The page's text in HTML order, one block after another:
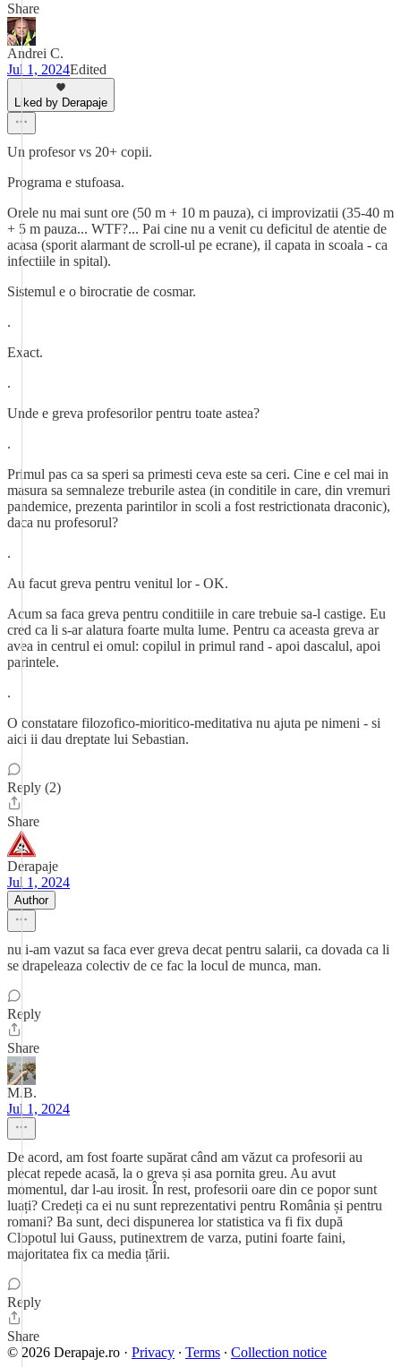
Share
Andrei C.
Jul 1, 2024Edited
Liked by Derapaje
Un profesor vs 20+ copii.
Programa e stufoasa.
Orele nu mai sunt ore (50 m + 10 m pauza), ci improvizatii (35-40 m
+ 5 m pauza... WTF?... Pai cine nu a venit cu deficitul de atentie de
acasa (sporit alarmant de scroll-ul pe ecrane), il capata in scoala - ca
infectiile in spital).
Sistemul e o birocratie de cosmar.
.
Exact.
.
Unde e greva profesorilor pentru toate astea?
.
Primul pas ca sa speri sa primesti ceva este sa ceri. Cine e cel mai in
masura sa semnaleze treburile astea (in conditile in care, din vremuri
pandemice, prezenta parintilor in scoli a fost restrictionata draconic),
daca nu profesorul?
.
Au facut greva pentru venitul lor - OK.
Acum sa faca greva pentru conditiile in care trebuie sa-l castige. Eu
cred ca li s-ar alatura foarte multa lume. Pentru ca aceasta greva ar
avea in centrul ei omul: copilul in primul rand - apoi dascalul, apoi
parintele.
.
O constatare filozofico-mioritico-meditativa nu ajuta pe nimeni - si
aici ii dau dreptate lui Sebastian.
Reply (2)
Share
Derapaje
Jul 1, 2024
Author
nu i-am vazut sa faca ever greva decat pentru salarii, ca dovada ca li
se drapeleaza colectiv de ce fac la locul de munca, man.
Reply
Share
M.B.
Jul 1, 2024
De acord, am fost foarte supărat când am văzut ca profesorii au
plecat repede acasă, la o greva și asa pornita greu. Au avut
momentul, dar l-au irosit. În rest, profesorii oare din ce popor sunt
luați? Credeți ca ei nu sunt reprezentativi pentru România și pentru
romani? Ba sunt, deci dispunerea lor statistica va fi fix după
Clopotul lui Gauss, putinextrem de varza, putini foarte faini,
majoritatea fix ca media țării.
Reply
Share
© 2026 Derapaje.ro · Privacy ∙ Terms ∙ Collection notice